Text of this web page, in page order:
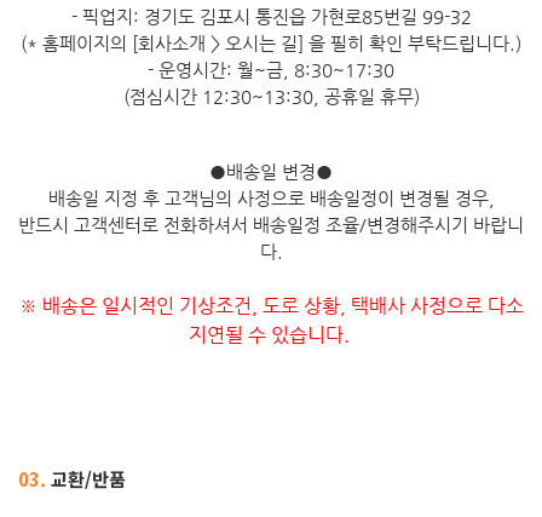
- 픽업지: 경기도 김포시 통진읍 가현로85번길 99-32
(* 홈페이지의 [회사소개 > 오시는 길] 을 필히 확인 부탁드립니다.)
- 운영시간: 월~금, 8:30~17:30
(점심시간 12:30~13:30, 공휴일 휴무)
●배송일 변경●
배송일 지정 후 고객님의 사정으로 배송일정이 변경될 경우,
반드시 고객센터로 전화하셔서 배송일정 조율/변경해주시기 바랍니
다.
※ 배송은 일시적인 기상조건, 도로 상황, 택배사 사정으로 다소
지연될 수 있습니다.
03. 교환/반품